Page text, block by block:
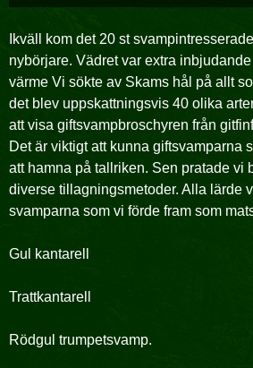
Ikväll kom det 20 st
nybörjare. Vädret var extra
värme Vi sökte av Skams hål på allt
det blev uppskattningsvis 40 olika
att visa giftsvampbroschyren från
Det är viktigt att kunna giftsvamparna
att hamna på tallriken. Sen pratade vi
diverse tillagningsmetoder. Alla lärde
svamparna som vi förde fram som
Gul kantarell
Trattkantarell
Rödgul trumpetsvamp.